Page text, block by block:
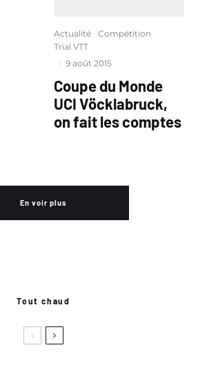
Actualité
Compétition
Trial VTT
· 9 août 2015
Coupe du Monde
UCI Vöcklabruck,
on fait les comptes
En voir plus
Tout chaud